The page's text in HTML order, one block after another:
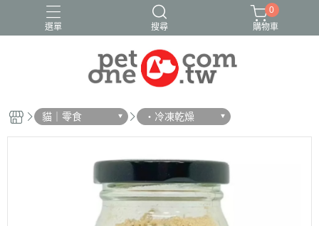
選單 搜尋
0
購物車
貓｜零食 ・冷凍乾燥